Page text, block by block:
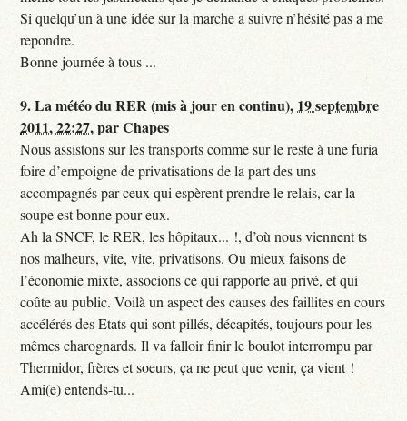
Si quelqu’un à une idée sur la marche a suivre n’hésité pas a me
repondre.
Bonne journée à tous ...
9.La météo du RER (mis à jour en continu), 19 septembre
2011, 22:27,parChapes
Nous assistons sur les transports comme sur le reste à une furia
foire d’empoigne de privatisations de la part des uns
accompagnés par ceux qui espèrent prendre le relais, car la
soupe est bonne pour eux.
Ah la SNCF, le RER, les hôpitaux... !, d’où nous viennent ts
nos malheurs, vite, vite, privatisons. Ou mieux faisons de
l’économie mixte, associons ce qui rapporte au privé, et qui
coûte au public. Voilà un aspect des causes des faillites en cours
accélérés des Etats qui sont pillés, décapités, toujours pour les
mêmes charognards. Il va falloir finir le boulot interrompu par
Thermidor, frères et soeurs, ça ne peut que venir, ça vient !
Ami(e) entends-tu...